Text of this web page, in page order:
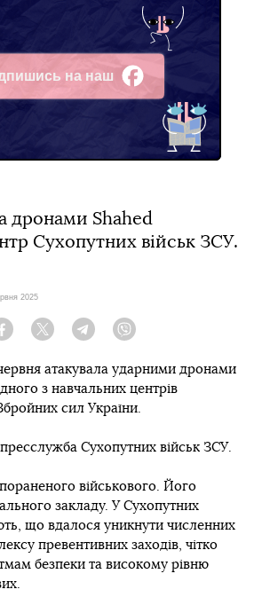
на наш
дронами Shahed
Сухопутних військ ЗСУ.
2025
Facebook Twitter Telegram
атакувала ударними дронами
з навчальних центрів
сил України.
пресслужба Сухопутних військ ЗСУ.
військового. Його
закладу. У Сухопутних
що вдалося уникнути численних
превентивних заходів, чітко
безпеки та високому рівню